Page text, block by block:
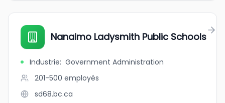
Nanaimo Ladysmith Public Schools
Industrie: Government Administration
201-500 employés
sd68.bc.ca